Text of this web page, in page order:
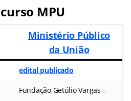
MPU
Ministério Público
da União
edital publicado
Fundação Getúlio Vargas –